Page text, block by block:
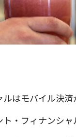
はモバイル決
ト・フィナンシ